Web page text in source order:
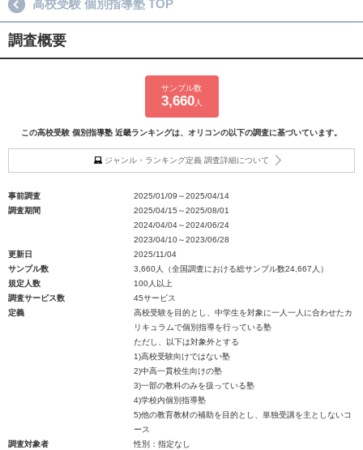
高校受験 個別指導塾 TOP
調査概要
サンプル数
3,660人
この高校受験 個別指導塾 近畿ランキングは、オリコンの以下の調査に基づいています。
ジャンル・ランキング定義 調査詳細について
事前調査
2025/01/09～2025/04/14
調査期間
2025/04/15～2025/08/01
2024/04/04～2024/06/24
2023/04/10～2023/06/28
更新日
2025/11/04
サンプル数
3,660人（全国調査における総サンプル数24,667人）
規定人数
100人以上
調査サービス数
45サービス
定義
高校受験を目的とし、中学生を対象に一人一人に合わせたカ
リキュラムで個別指導を行っている塾
ただし、以下は対象外とする
1)高校受験向けではない塾
2)中高一貫校生向けの塾
3)一部の教科のみを扱っている塾
4)学校内個別指導塾
5)他の教育教材の補助を目的とし、単独受講を主としないコ
ース
調査対象者
性別：指定なし